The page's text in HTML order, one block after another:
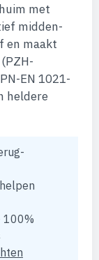
met
midden-
en maakt
EN 1021-
heldere
100%